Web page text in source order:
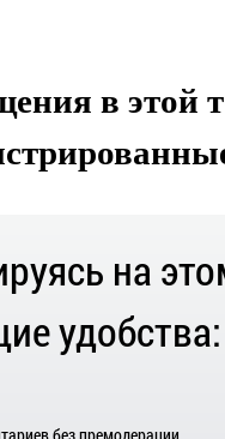
в этой
на
удобства: